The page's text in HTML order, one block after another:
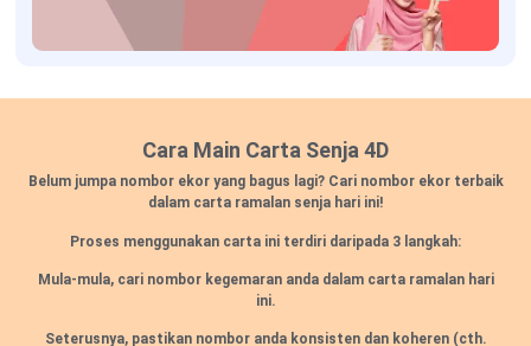
Cara Main Carta Senja 4D
Belum jumpa nombor ekor yang bagus lagi? Cari nombor ekor terbaik
dalam carta ramalan senja hari ini!
Proses menggunakan carta ini terdiri daripada 3 langkah:
Mula-mula, cari nombor kegemaran anda dalam carta ramalan hari
ini.
Seterusnya, pastikan nombor anda konsisten dan koheren (cth.